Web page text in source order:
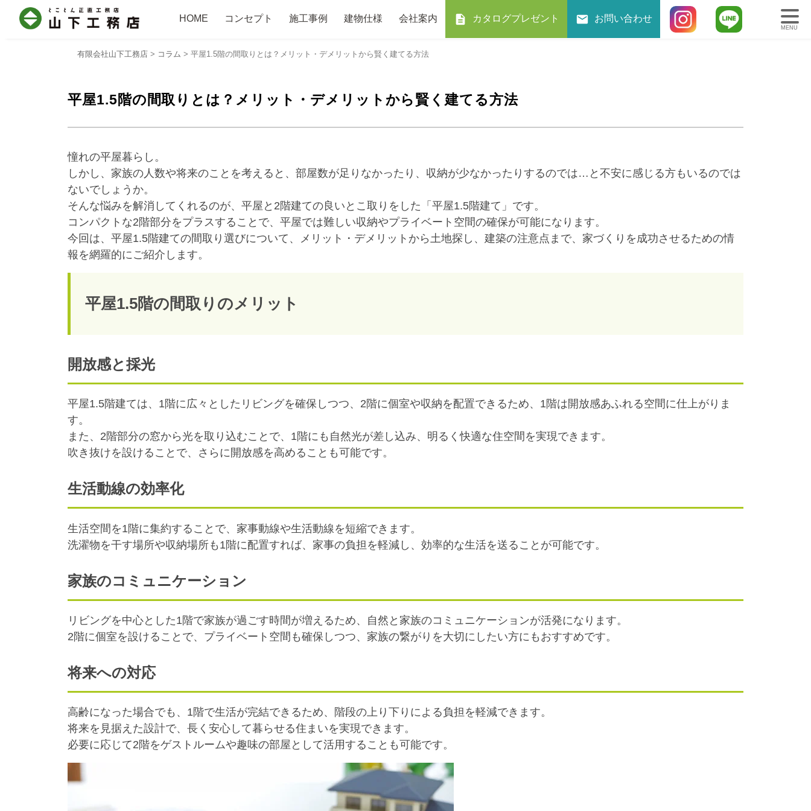
HOME コンセプト 施工事例 建物仕様 会社案内 カタログプレゼント お問い合わせ
有限会社山下工務店 > コラム > 平屋1.5階の間取りとは？メリット・デメリットから賢く建てる方法
平屋1.5階の間取りとは？メリット・デメリットから賢く建てる方法
憧れの平屋暮らし。
しかし、家族の人数や将来のことを考えると、部屋数が足りなかったり、収納が少なかったりするのでは…と不安に感じる方もいるのでは
ないでしょうか。
そんな悩みを解消してくれるのが、平屋と2階建ての良いとこ取りをした「平屋1.5階建て」です。
コンパクトな2階部分をプラスすることで、平屋では難しい収納やプライベート空間の確保が可能になります。
今回は、平屋1.5階建ての間取り選びについて、メリット・デメリットから土地探し、建築の注意点まで、家づくりを成功させるための情
報を網羅的にご紹介します。
平屋1.5階の間取りのメリット
開放感と採光
平屋1.5階建ては、1階に広々としたリビングを確保しつつ、2階に個室や収納を配置できるため、1階は開放感あふれる空間に仕上がりま
す。
また、2階部分の窓から光を取り込むことで、1階にも自然光が差し込み、明るく快適な住空間を実現できます。
吹き抜けを設けることで、さらに開放感を高めることも可能です。
生活動線の効率化
生活空間を1階に集約することで、家事動線や生活動線を短縮できます。
洗濯物を干す場所や収納場所も1階に配置すれば、家事の負担を軽減し、効率的な生活を送ることが可能です。
家族のコミュニケーション
リビングを中心とした1階で家族が過ごす時間が増えるため、自然と家族のコミュニケーションが活発になります。
2階に個室を設けることで、プライベート空間も確保しつつ、家族の繋がりを大切にしたい方にもおすすめです。
将来への対応
高齢になった場合でも、1階で生活が完結できるため、階段の上り下りによる負担を軽減できます。
将来を見据えた設計で、長く安心して暮らせる住まいを実現できます。
必要に応じて2階をゲストルームや趣味の部屋として活用することも可能です。
MENU